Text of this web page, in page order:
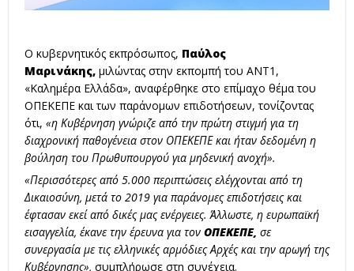
Ο κυβερνητικός εκπρόσωπος, Παύλος
Μαρινάκης, μιλώντας στην εκπομπή του ΑΝΤ1,
«Καλημέρα Ελλάδα», αναφέρθηκε στο επίμαχο θέμα του
ΟΠΕΚΕΠΕ και των παράνομων επιδοτήσεων, τονίζοντας
ότι, «η Κυβέρνηση γνώριζε από την πρώτη στιγμή για τη
διαχρονική παθογένεια στον ΟΠΕΚΕΠΕ και ήταν δεδομένη η
βούληση του Πρωθυπουργού για μηδενική ανοχή».
«Περισσότερες από 5.000 περιπτώσεις ελέγχονται από τη
Δικαιοσύνη, μετά το 2019 για παράνομες επιδοτήσεις και
έφτασαν εκεί από δικές μας ενέργειες. Άλλωστε, η ευρωπαϊκή
εισαγγελία, έκανε την έρευνα για τον ΟΠΕΚΕΠΕ, σε
συνεργασία με τις ελληνικές αρμόδιες Αρχές και την αρωγή της
Κυβέρνησης», συμπλήρωσε στη συνέχεια.